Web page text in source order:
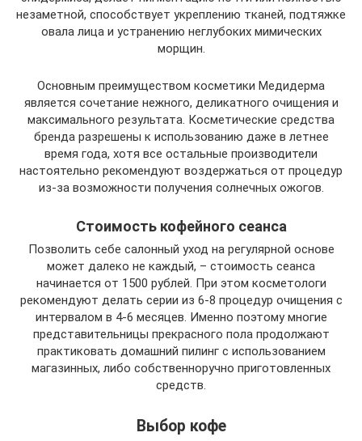
незаметной, способствует укреплению тканей, подтяжке
овала лица и устранению неглубоких мимических
морщин.
Основным преимуществом косметики Медидерма
является сочетание нежного, деликатного очищения и
максимального результата. Косметические средства
бренда разрешены к использованию даже в летнее
время года, хотя все остальные производители
настоятельно рекомендуют воздержаться от процедур
из-за возможности получения солнечных ожогов.
Стоимость кофейного сеанса
Позволить себе салонный уход на регулярной основе
может далеко не каждый, – стоимость сеанса
начинается от 1500 рублей. При этом косметологи
рекомендуют делать серии из 6-8 процедур очищения с
интервалом в 4-6 месяцев. Именно поэтому многие
представительницы прекрасного пола продолжают
практиковать домашний пилинг с использованием
магазинных, либо собственноручно приготовленных
средств.
Выбор кофе